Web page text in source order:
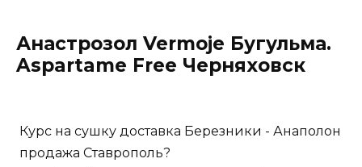
Анастрозол Vermoje Бугульма.
Aspartame Free Черняховск
Курс на сушку доставка Березники - Анаполон
продажа Ставрополь?